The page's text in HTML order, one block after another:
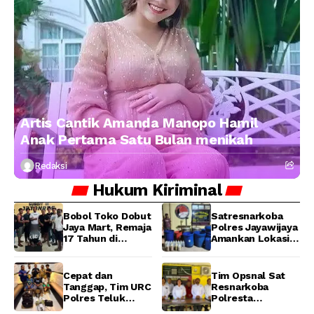
Artis Cantik Amanda Manopo Hamil
Anak Pertama Satu Bulan menikah
Redaksi
Hukum Kiriminal
Bobol Toko Dobut
Jaya Mart, Remaja
17 Tahun di
URC Resmob
Jatanras Polda
Papua Barat
Satresnarkoba
Polres Jayawijaya
Amankan Lokasi
Wamena
Cepat dan
Tanggap, Tim URC
Polres Teluk
Tim Opsnal Sat
Resnarkoba
Polresta